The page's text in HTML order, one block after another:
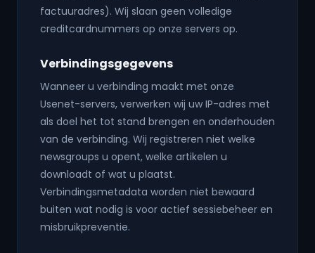
factuuradres). Wij slaan geen volledige
creditcardnummers op onze servers op.
Verbindingsgegevens
Wanneer u verbinding maakt met onze
Usenet-servers, verwerken wij uw IP-adres met
als doel het tot stand brengen en onderhouden
van de verbinding. Wij registreren niet welke
newsgroups u opent, welke artikelen u
downloadt of wat u plaatst.
Verbindingsmetadata worden niet bewaard
buiten wat nodig is voor actief sessiebeheer en
misbruikpreventie.